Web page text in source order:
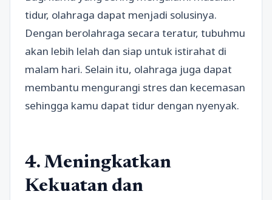
tidur, olahraga dapat menjadi solusinya.
Dengan berolahraga secara teratur, tubuhmu
akan lebih lelah dan siap untuk istirahat di
malam hari. Selain itu, olahraga juga dapat
membantu mengurangi stres dan kecemasan
sehingga kamu dapat tidur dengan nyenyak.
4. Meningkatkan
Kekuatan dan